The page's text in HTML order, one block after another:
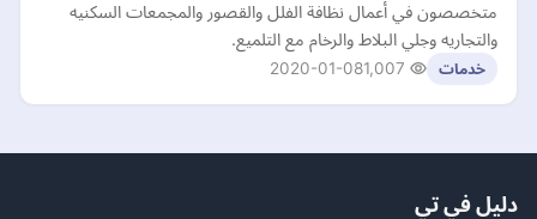
متخصصون في أعمال نظافة الفلل والقصور والمجمعات السكنيه
والتجاريه وجلي البلاط والرخام مع التلميع.
خدمات 2020-01-08
دليل في تي